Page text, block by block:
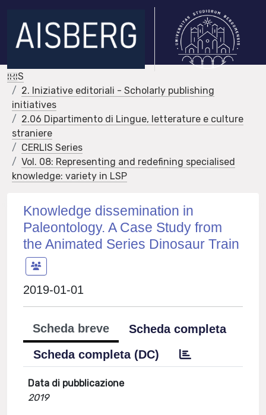
IRIS
2. Iniziative editoriali - Scholarly publishing
initiatives
2.06 Dipartimento di Lingue, letterature e culture
straniere
CERLIS Series
Vol. 08: Representing and redefining specialised
knowledge: variety in LSP
Knowledge dissemination in
Paleontology. A Case Study from
the Animated Series Dinosaur Train
2019-01-01
Scheda breve
Scheda completa
Scheda completa (DC)
Data di pubblicazione
2019